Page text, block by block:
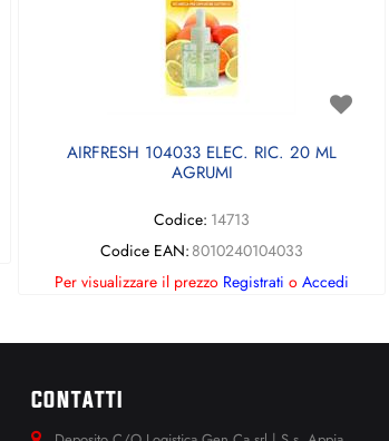
AIRFRESH 104033 ELEC. RIC. 20 ML
AGRUMI
Codice: 14713
Codice EAN: 8010240104033
Per visualizzare il prezzo Registrati o Accedi
CONTATTI